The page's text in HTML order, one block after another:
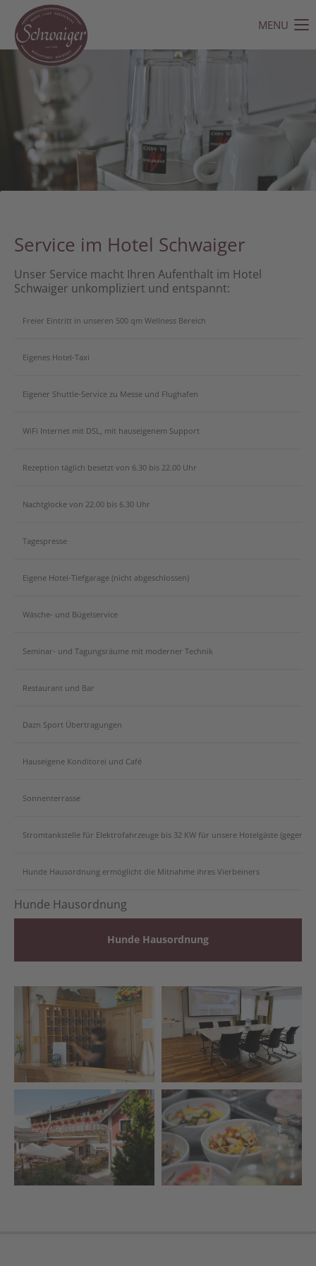
Der Eintrag "offcanvas-col1" existiert leider nicht.
Der Eintrag "offcanvas-col2" existiert leider nicht.
Der Eintrag "offcanvas-col3" existiert leider nicht.
Der Eintrag "offcanvas-col4" existiert leider nicht.
MENU
Service im Hotel Schwaiger
Unser Service macht Ihren Aufenthalt im Hotel
Schwaiger unkompliziert und entspannt:
Freier Eintritt in unseren 500 qm Wellness Bereich
Eigenes Hotel-Taxi
Eigener Shuttle-Service zu Messe und Flughafen
WiFi Internet mit DSL, mit hauseigenem Support
Rezeption täglich besetzt von 6.30 bis 22.00 Uhr
Nachtglocke von 22.00 bis 6.30 Uhr
Tagespresse
Eigene Hotel-Tiefgarage (nicht abgeschlossen)
Wäsche- und Bügelservice
Seminar- und Tagungsräume mit moderner Technik
Restaurant und Bar
Dazn Sport Übertragungen
Hauseigene Konditorei und Café
Sonnenterrasse
Stromtankstelle für Elektrofahrzeuge bis 32 KW für unsere Hotelgäste (gegen
Hunde Hausordnung ermöglicht die Mitnahme ihres Vierbeiners
Hunde Hausordnung
Hunde Hausordnung